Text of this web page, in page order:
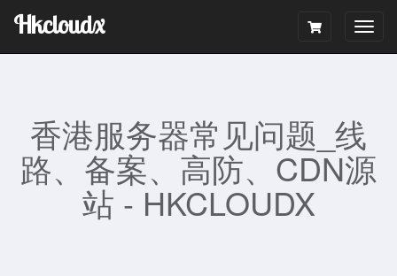
Hkcloudx
香港服务器常见问题_线
路、备案、高防、CDN源
站 - HKCLOUDX